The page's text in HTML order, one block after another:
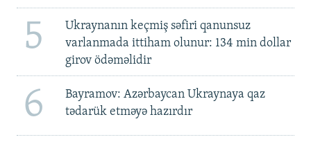
5
Ukraynanın keçmiş səfiri qanunsuz
varlanmada ittiham olunur: 134 min dollar
girov ödəməlidir
6
Bayramov: Azərbaycan Ukraynaya qaz
tədarük etməyə hazırdır